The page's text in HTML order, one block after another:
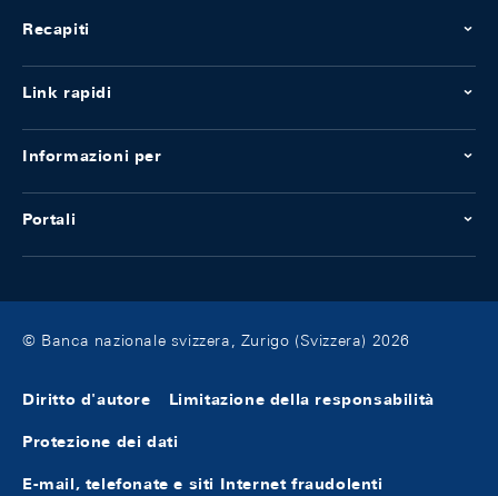
Recapiti
Link rapidi
Informazioni per
Portali
© Banca nazionale svizzera, Zurigo (Svizzera) 2026
Diritto d'autore Limitazione della responsabilità
Protezione dei dati
E-mail, telefonate e siti Internet fraudolenti